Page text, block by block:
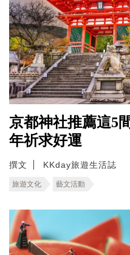
京都神社推薦這5
年祈求好運
撰文 KKday旅遊生活誌
旅遊文化 藝文活動